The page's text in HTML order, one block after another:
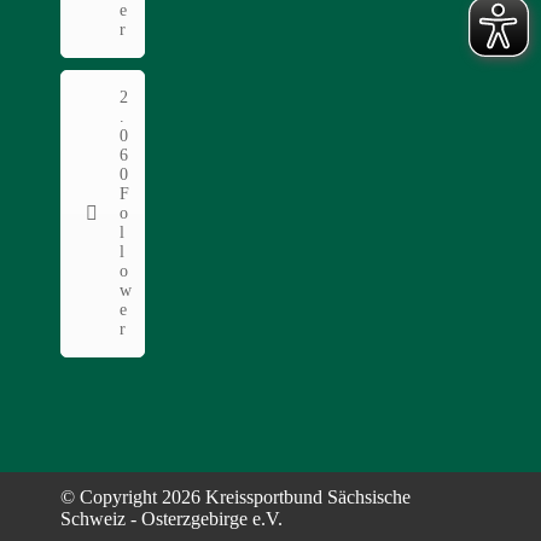
e
r
2
.
0
6
0
F
o
l
l
o
w
e
r
© Copyright 2026 Kreissportbund Sächsische
Schweiz - Osterzgebirge e.V.